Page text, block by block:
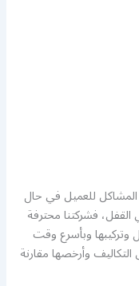
للعميل في حال
فشركتنا محترفة
وتركيبها وبأسرع وقت
وأرخصها مقارنة